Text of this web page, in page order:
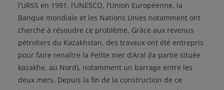
l’URSS en 1991, l’UNESCO, l’Union Européenne, la
Banque mondiale et les Nations Unies notamment ont
cherché à résoudre ce problème. Grâce aux revenus
pétroliers du Kazakhstan, des travaux ont été entrepris
pour faire renaître la Petite mer d’Aral (la partie située
kazakhe, au Nord), notamment un barrage entre les
deux mers. Depuis la fin de la construction de ce